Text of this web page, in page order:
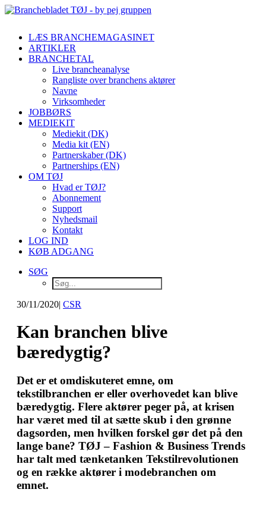
LÆS BRANCHEMAGASINET
ARTIKLER
BRANCHETAL
Live brancheanalyse
Rangliste over branchens aktører
Navne
Virksomheder
JOBBØRS
MEDIEKIT
Mediekit (DK)
Media kit (EN)
Partnerskaber (DK)
Partnerships (EN)
OM TØJ
Hvad er TØJ?
Abonnement
Support
Nyhedsmail
Kontakt
LOG IND
KØB ADGANG
SØG
30/11/2020| CSR
Kan branchen blive
bæredygtig?
Det er et omdiskuteret emne, om
tekstilbranchen er eller overhovedet kan blive
bæredygtig. Flere aktører peger på, at krisen
har været med til at sætte skub i den grønne
dagsorden, men hvilken forskel gør det på den
lange bane? TØJ – Fashion & Business Trends
har talt med tænketanken Tekstilrevolutionen
og en række aktører i modebranchen om
emnet.